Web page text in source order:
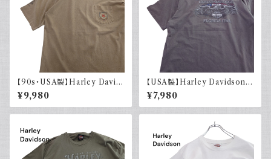
【90s・USA製】Harley David
son ハーレーダビッドソン ポケ
ット付き Tシャツ 古着 フェード
シングルステッチ ベージュ ヴィ
¥9,980
【USA製】Harley Davidson
ハーレーダビッドソン プリントT
シャツ 古着 フェードグレー 00s
イーグル 大きめ
¥7,980